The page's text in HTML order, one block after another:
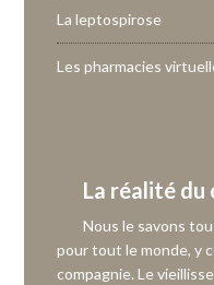
La leptospirose
Les pharmacies
La réalité du
Nous le savons
pour tout le monde, y
compagnie. Le